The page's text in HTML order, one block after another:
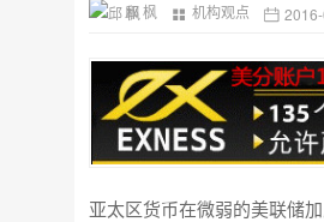
邱 枫 机构观点
亚太区货币在微弱的美联储